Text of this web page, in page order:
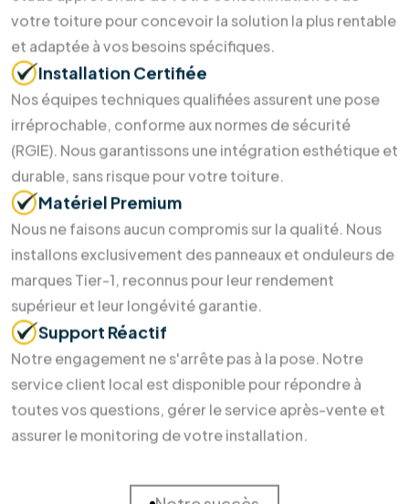
Pourquoi nous choisir ?
Des soins durables pour votremaison
et la Terre
Investir dans l'énergie durable ne devrait pas être un casse-
tête. Chez RM Solutions Group, nous simplifions votre
transition énergétique en alliant expertise technique et
accompagnement humain. Découvrez pourquoi nos clients
nous font confiance pour sécuriser leur avenir énergétique.